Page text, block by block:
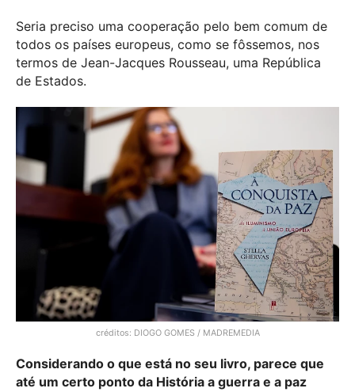
Seria preciso uma cooperação pelo bem comum de
todos os países europeus, como se fôssemos, nos
termos de Jean-Jacques Rousseau, uma República
de Estados.
créditos: DIOGO GOMES / MADREMEDIA
Considerando o que está no seu livro, parece que
até um certo ponto da História a guerra e a paz